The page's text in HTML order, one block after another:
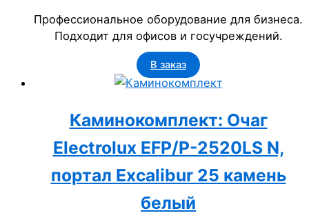
Профессиональное оборудование для бизнеса.
Подходит для офисов и госучреждений.
В заказ
Каминокомплект: Очаг
Electrolux EFP/P-2520LS N,
портал Excalibur 25 камень
белый